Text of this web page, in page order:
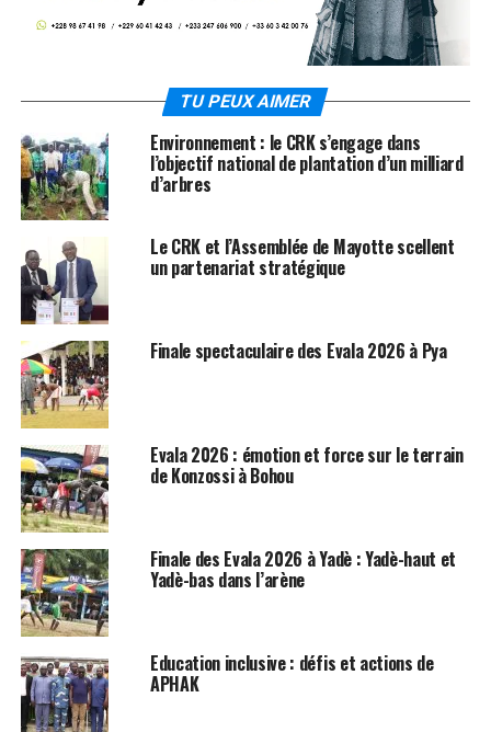
TU PEUX AIMER
Environnement : le CRK s’engage dans
l’objectif national de plantation d’un milliard
d’arbres
Le CRK et l’Assemblée de Mayotte scellent
un partenariat stratégique
Finale spectaculaire des Evala 2026 à Pya
Evala 2026 : émotion et force sur le terrain
de Konzossi à Bohou
Finale des Evala 2026 à Yadè : Yadè-haut et
Yadè-bas dans l’arène
Education inclusive : défis et actions de
APHAK